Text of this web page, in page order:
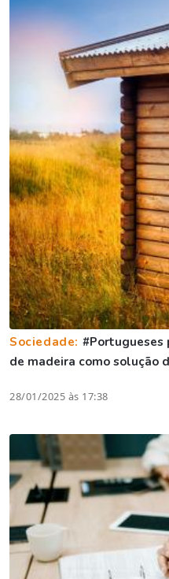
Sociedade: #Portugueses
de madeira como solução
28/01/2025 às 17:38